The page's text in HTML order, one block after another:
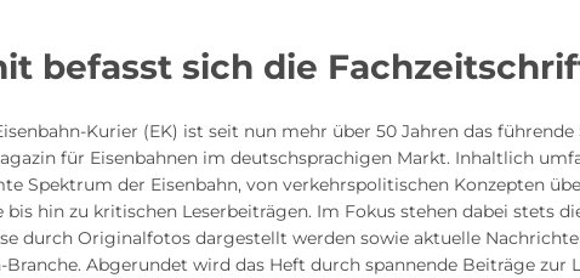
befasst sich die
Kurier (EK) ist seit nun mehr über 50 Jahren das führende
für Eisenbahnen im deutschsprachigen Markt. Inhaltlich
Spektrum der Eisenbahn, von verkehrspolitischen Konzepten
bis hin zu kritischen Leserbeiträgen. Im Fokus stehen dabei stets
durch Originalfotos dargestellt werden sowie aktuelle
Branche. Abgerundet wird das Heft durch spannende Beiträge zur